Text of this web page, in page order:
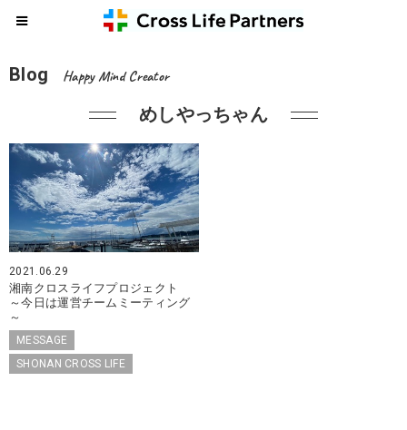
Blog Happy Mind Creator
めしやっちゃん
2021.06.29
湘南クロスライフプロジェクト
～今日は運営チームミーティング
～
MESSAGE
SHONAN CROSS LIFE